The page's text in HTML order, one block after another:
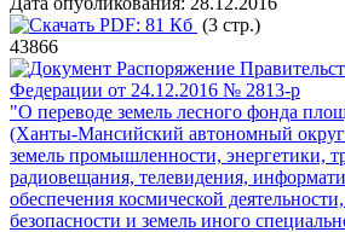
PDF: 81 Кб (3 стр.)
43866
Распоряжение
Федерации от 24.12.2016 № 2813-р
"О переводе земель лесного фонда
(Ханты-Мансийский автономный
земель промышленности, энергетики,
радиовещания, телевидения,
обеспечения космической
безопасности и земель иного